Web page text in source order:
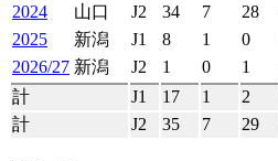
2024
山口 J2 34 7 28
2025
新潟 J1 8 1 0
2026/27 新潟 J2 1 0 1
計
J1 17 1 2
計
J2 35 7 29